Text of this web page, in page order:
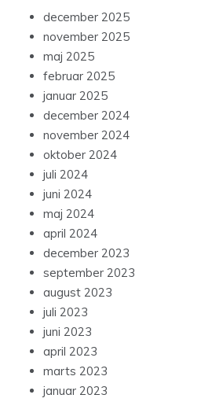
december 2025
november 2025
maj 2025
februar 2025
januar 2025
december 2024
november 2024
oktober 2024
juli 2024
juni 2024
maj 2024
april 2024
december 2023
september 2023
august 2023
juli 2023
juni 2023
april 2023
marts 2023
januar 2023